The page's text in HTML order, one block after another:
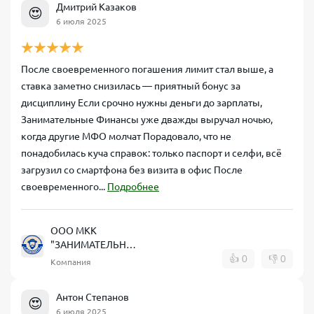
😍 Дмитрий Казаков
6 июля 2025
После своевременного погашения лимит стал выше, а
ставка заметно снизилась — приятный бонус за
дисциплину Если срочно нужны деньги до зарплаты,
Занимательные Финансы уже дважды выручал ночью,
когда другие МФО молчат Порадовало, что не
понадобилась куча справок: только паспорт и селфи, всё
загрузил со смартфона без визита в офис После
своевременного... Подробнее
ООО МКК
"ЗАНИМАТЕЛЬНЫЕ
ФИНАНСЫ"
Компания 👍 0 👎 0
😍 Антон Степанов
6 июля 2025